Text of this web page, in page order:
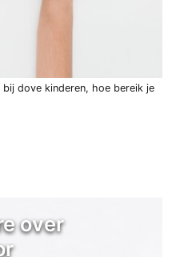
dove kinderen, hoe bereik je
over